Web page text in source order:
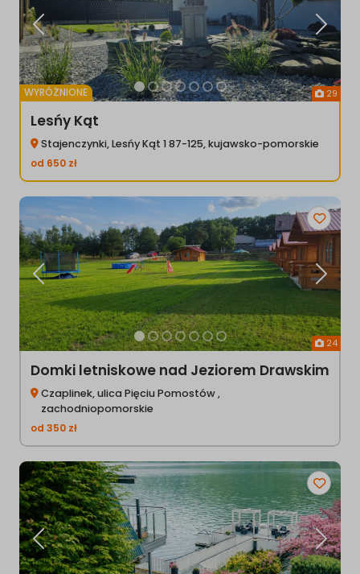
WYRÓŻNIONE 29
Poprzednia
Lesńy Kąt
Stajenczynki, Lesńy Kąt 1 87-125, kujawsko-pomorskie
od 650 zł
24
Poprzednia
Domki letniskowe nad Jeziorem Drawskim
Czaplinek, ulica Pięciu Pomostów ,
zachodniopomorskie
od 350 zł
Poprzednia